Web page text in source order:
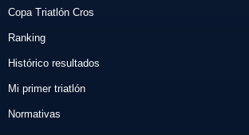
Copa Triatlón Cros
Ranking
Histórico resultados
Mi primer triatlón
Normativas